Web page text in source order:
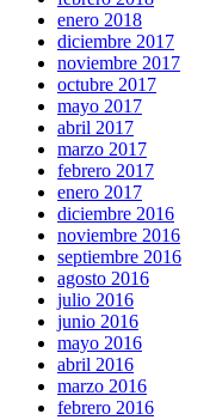
enero 2018
diciembre 2017
noviembre 2017
octubre 2017
mayo 2017
abril 2017
marzo 2017
febrero 2017
enero 2017
diciembre 2016
noviembre 2016
septiembre 2016
agosto 2016
julio 2016
junio 2016
mayo 2016
abril 2016
marzo 2016
febrero 2016